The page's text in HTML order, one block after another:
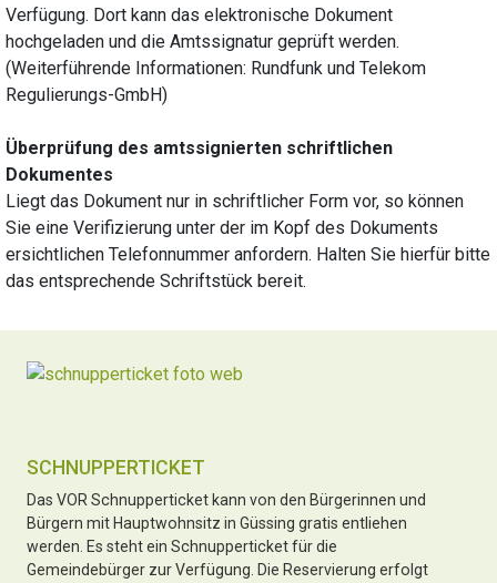
Verfügung. Dort kann das elektronische Dokument
hochgeladen und die Amtssignatur geprüft werden.
(Weiterführende Informationen: Rundfunk und Telekom
Regulierungs-GmbH)
Überprüfung des amtssignierten schriftlichen
Dokumentes
Liegt das Dokument nur in schriftlicher Form vor, so können
Sie eine Verifizierung unter der im Kopf des Dokuments
ersichtlichen Telefonnummer anfordern. Halten Sie hierfür bitte
das entsprechende Schriftstück bereit.
SCHNUPPERTICKET
Das VOR Schnupperticket kann von den Bürgerinnen und
Bürgern mit Hauptwohnsitz in Güssing gratis entliehen
werden. Es steht ein Schnupperticket für die
Gemeindebürger zur Verfügung. Die Reservierung erfolgt